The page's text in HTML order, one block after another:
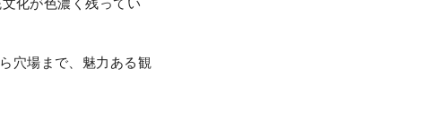
穴場まで、魅力ある観